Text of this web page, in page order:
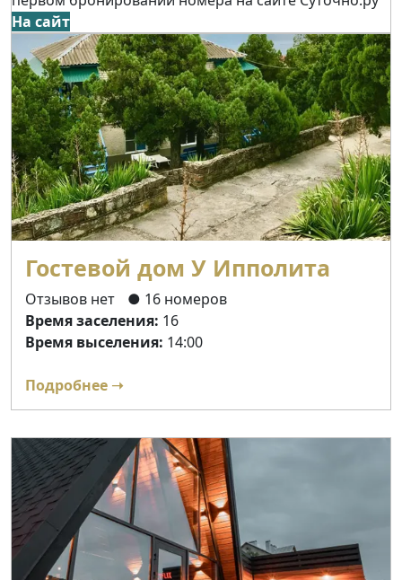
На сайт
Гостевой дом У Ипполита
Отзывов нет
● 16 номеров
Время заселения: 16
Время выселения: 14:00
Подробнее ➝